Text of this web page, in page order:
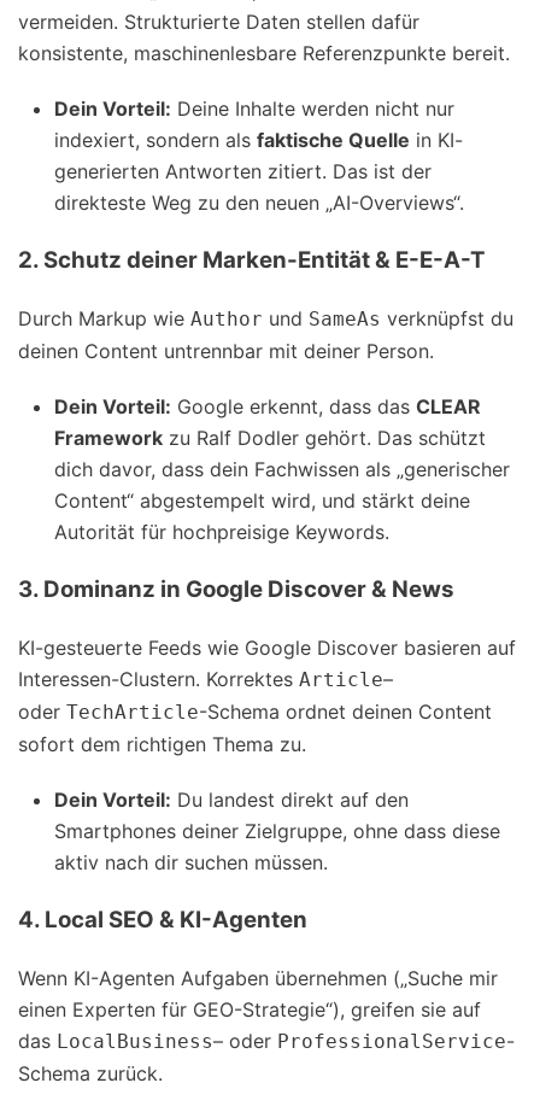
vermeiden. Strukturierte Daten stellen dafür
konsistente, maschinenlesbare Referenzpunkte bereit.
Dein Vorteil: Deine Inhalte werden nicht nur
indexiert, sondern als faktische Quelle in KI-
generierten Antworten zitiert. Das ist der
direkteste Weg zu den neuen „AI-Overviews“.
2. Schutz deiner Marken-Entität & E-E-A-T
Durch Markup wie Author und SameAs verknüpfst du
deinen Content untrennbar mit deiner Person.
Dein Vorteil: Google erkennt, dass das CLEAR
Framework zu Ralf Dodler gehört. Das schützt
dich davor, dass dein Fachwissen als „generischer
Content“ abgestempelt wird, und stärkt deine
Autorität für hochpreisige Keywords.
3. Dominanz in Google Discover & News
KI-gesteuerte Feeds wie Google Discover basieren auf
Interessen-Clustern. Korrektes Article–
oder TechArticle-Schema ordnet deinen Content
sofort dem richtigen Thema zu.
Dein Vorteil: Du landest direkt auf den
Smartphones deiner Zielgruppe, ohne dass diese
aktiv nach dir suchen müssen.
4. Local SEO & KI-Agenten
Wenn KI-Agenten Aufgaben übernehmen („Suche mir
einen Experten für GEO-Strategie“), greifen sie auf
das LocalBusiness– oder ProfessionalService-
Schema zurück.